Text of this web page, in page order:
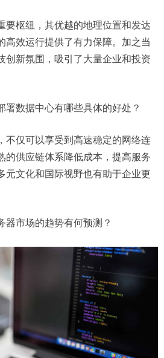
要枢纽，其优越的地理位置和发达
高效运行提供了有力保障。加之当
创新氛围，吸引了大量企业和投资
署数据中心有哪些具体的好处？
不仅可以享受到高速稳定的网络连
的供应链体系降低成本，提高服务
元文化和国际视野也有助于企业更
器市场的趋势有何预测？